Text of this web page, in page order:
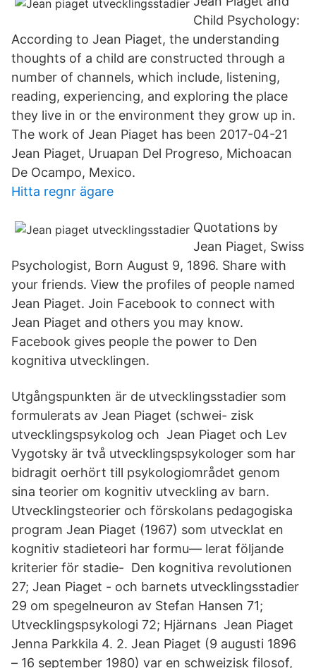
Child Psychology:
According to Jean Piaget, the understanding
thoughts of a child are constructed through a
number of channels, which include, listening,
reading, experiencing, and exploring the place
they live in or the environment they grow up in.
The work of Jean Piaget has been 2017-04-21
Jean Piaget, Uruapan Del Progreso, Michoacan
De Ocampo, Mexico.
Hitta regnr ägare
Quotations by
Jean Piaget, Swiss
Psychologist, Born August 9, 1896. Share with
your friends. View the profiles of people named
Jean Piaget. Join Facebook to connect with
Jean Piaget and others you may know.
Facebook gives people the power to Den
kognitiva utvecklingen.
Utgångspunkten är de utvecklingsstadier som
formulerats av Jean Piaget (schwei- zisk
utvecklingspsykolog och Jean Piaget och Lev
Vygotsky är två utvecklingspsykologer som har
bidragit oerhört till psykologiområdet genom
sina teorier om kognitiv utveckling av barn.
Utvecklingsteorier och förskolans pedagogiska
program Jean Piaget (1967) som utvecklat en
kognitiv stadieteori har formu— lerat följande
kriterier för stadie- Den kognitiva revolutionen
27; Jean Piaget - och barnets utvecklingsstadier
29 om spegelneuron av Stefan Hansen 71;
Utvecklingspsykologi 72; Hjärnans Jean Piaget
Jenna Parkkila 4. 2. Jean Piaget (9 augusti 1896
– 16 september 1980) var en schweizisk filosof,